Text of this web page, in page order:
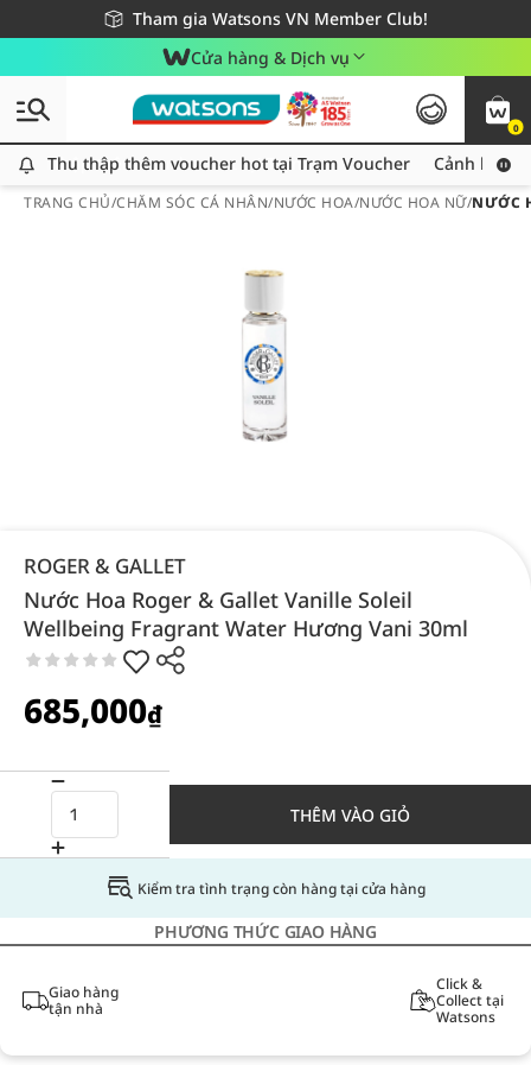
Tham gia Watsons VN Member Club!
Miễn phí giao hàng cho đơn hàng từ 249,000Đ
Giao hàng nhanh 24h - Áp dụng khu vực TP. Hồ Chí Minh
Cửa hàng & Dịch vụ
0
Thu thập thêm voucher hot tại Trạm Voucher
Thu thập thêm voucher hot tại Trạm Voucher Cảnh báo
TRANG CHỦ/CHĂM SÓC CÁ NHÂN/NƯỚC HOA/NƯỚC HOA NỮ/NƯỚC
ROGER & GALLET
Nước Hoa Roger & Gallet Vanille Soleil
Wellbeing Fragrant Water Hương Vani 30ml
685,000₫
THÊM VÀO GIỎ
Kiểm tra tình trạng còn hàng tại cửa hàng
PHƯƠNG THỨC GIAO HÀNG
Giao hàng
tận nhà
Click &
Collect tại
Watsons